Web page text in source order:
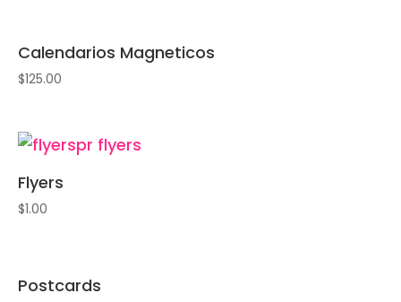
Calendarios Magneticos
$125.00
Flyers
$1.00
Postcards